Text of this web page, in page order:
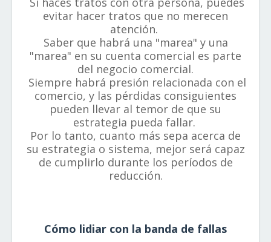
evitar hacer tratos que no merecen
atención.
Saber que habrá una "marea" y una
"marea" en su cuenta comercial es parte
del negocio comercial.
Siempre habrá presión relacionada con el
comercio, y las pérdidas consiguientes
pueden llevar al temor de que su
estrategia pueda fallar.
Por lo tanto, cuanto más sepa acerca de
su estrategia o sistema, mejor será capaz
de cumplirlo durante los períodos de
reducción.
Cómo lidiar con la banda de fallas